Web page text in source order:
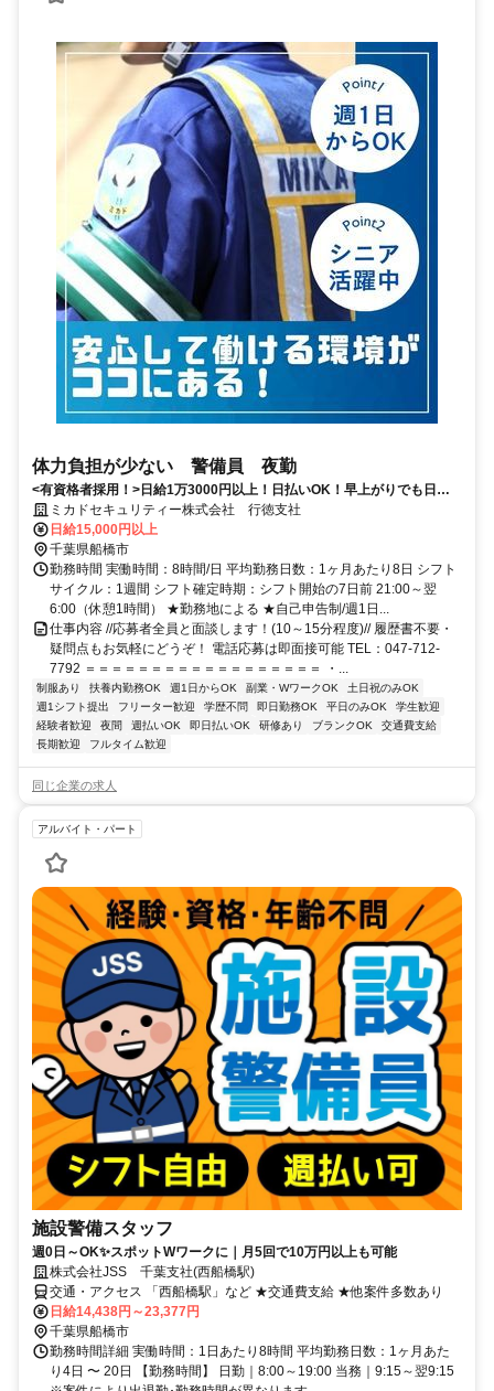
体力負担が少ない 警備員 夜勤
<有資格者採用！>日給1万3000円以上！日払いOK！早上がりでも日給
全額保証！
ミカドセキュリティー株式会社 行徳支社
日給15,000円以上
千葉県船橋市
勤務時間 実働時間：8時間/日 平均勤務日数：1ヶ月あたり8日 シフト
サイクル：1週間 シフト確定時期：シフト開始の7日前 21:00～翌
6:00（休憩1時間） ★勤務地による ★自己申告制/週1日...
仕事内容 //応募者全員と面談します！(10～15分程度)// 履歴書不要・
疑問点もお気軽にどうぞ！ 電話応募は即面接可能 TEL：047-712-
7792 ＝＝＝＝＝＝＝＝＝＝＝＝＝＝＝＝＝＝ ・...
制服あり 扶養内勤務OK 週1日からOK 副業・WワークOK
土日祝のみOK
週1シフト提出
フリーター歓迎 学歴不問 即日勤務OK 平日のみOK
学生歓迎
経験者歓迎
夜間 週払いOK 即日払いOK 研修あり ブランクOK
交通費支給
長期歓迎
フルタイム歓迎
同じ企業の求人
アルバイト・パート
施設警備スタッフ
週0日～OK✨スポットWワークに｜月5回で10万円以上も可能
株式会社JSS 千葉支社(西船橋駅)
交通・アクセス 「西船橋駅」など ★交通費支給 ★他案件多数あり
日給14,438円～23,377円
千葉県船橋市
勤務時間詳細 実働時間：1日あたり8時間 平均勤務日数：1ヶ月あた
り4日 〜 20日 【勤務時間】 日勤｜8:00～19:00 当務｜9:15～翌9:15